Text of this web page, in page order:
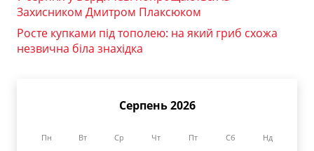
Захисником Дмитром Плаксюком
Росте купками під тополею: на який гриб схожа
незвична біла знахідка
Серпень 2026
Пн Вт Ср Чт Пт Сб Нд